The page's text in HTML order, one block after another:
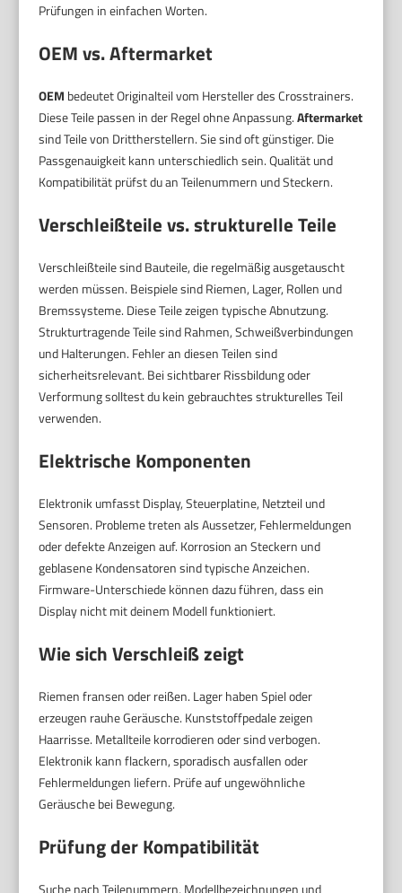
Prüfungen in einfachen Worten.
OEM vs. Aftermarket
OEM bedeutet Originalteil vom Hersteller des Crosstrainers.
Diese Teile passen in der Regel ohne Anpassung.Aftermarket
sind Teile von Drittherstellern. Sie sind oft günstiger. Die
Passgenauigkeit kann unterschiedlich sein. Qualität und
Kompatibilität prüfst du an Teilenummern und Steckern.
Verschleißteile vs. strukturelle Teile
Verschleißteile sind Bauteile, die regelmäßig ausgetauscht
werden müssen. Beispiele sind Riemen, Lager, Rollen und
Bremssysteme. Diese Teile zeigen typische Abnutzung.
Strukturtragende Teile sind Rahmen, Schweißverbindungen
und Halterungen. Fehler an diesen Teilen sind
sicherheitsrelevant. Bei sichtbarer Rissbildung oder
Verformung solltest du kein gebrauchtes strukturelles Teil
verwenden.
Elektrische Komponenten
Elektronik umfasst Display, Steuerplatine, Netzteil und
Sensoren. Probleme treten als Aussetzer, Fehlermeldungen
oder defekte Anzeigen auf. Korrosion an Steckern und
geblasene Kondensatoren sind typische Anzeichen.
Firmware-Unterschiede können dazu führen, dass ein
Display nicht mit deinem Modell funktioniert.
Wie sich Verschleiß zeigt
Riemen fransen oder reißen. Lager haben Spiel oder
erzeugen rauhe Geräusche. Kunststoffpedale zeigen
Haarrisse. Metallteile korrodieren oder sind verbogen.
Elektronik kann flackern, sporadisch ausfallen oder
Fehlermeldungen liefern. Prüfe auf ungewöhnliche
Geräusche bei Bewegung.
Prüfung der Kompatibilität
Suche nach Teilenummern, Modellbezeichnungen und